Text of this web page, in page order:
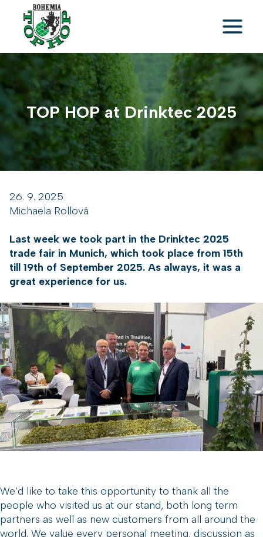
content
TOP HOP at Drinktec 2025
26. 9. 2025
Michaela Rollová
Last week we took part in the Drinktec 2025
trade fair in Munich, which took place from 15th
till 19th of September 2025. As always, it was a
great experience for us.
We’d like to take this opportunity to thank all the
people who visited us at our stand, both long term
partners as well as new customers from all around the
world. We value every personal meeting, discussion as